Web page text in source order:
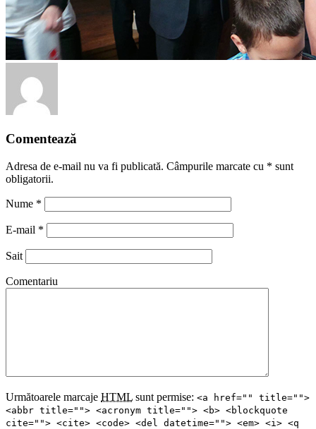
Comentează
Adresa de e-mail nu va fi publicată. Câmpurile marcate cu * sunt
obligatorii.
Nume *
E-mail *
Sait
Comentariu
Următoarele marcaje HTML sunt permise: <a href="" title="">
<abbr title=""> <acronym title=""> <b> <blockquote
cite=""> <cite> <code> <del datetime=""> <em> <i> <q